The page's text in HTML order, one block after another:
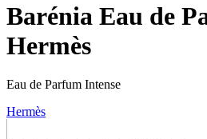
Barénia Eau de
Hermès
Eau de Parfum Intense
Hermès